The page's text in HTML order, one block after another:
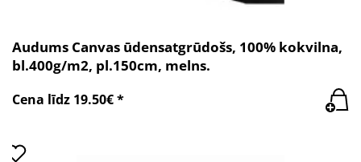
Audums Canvas ūdensatgrūdošs, 100% kokvilna,
bl.400g/m2, pl.150cm, melns.
Cena līdz 19.50€ *